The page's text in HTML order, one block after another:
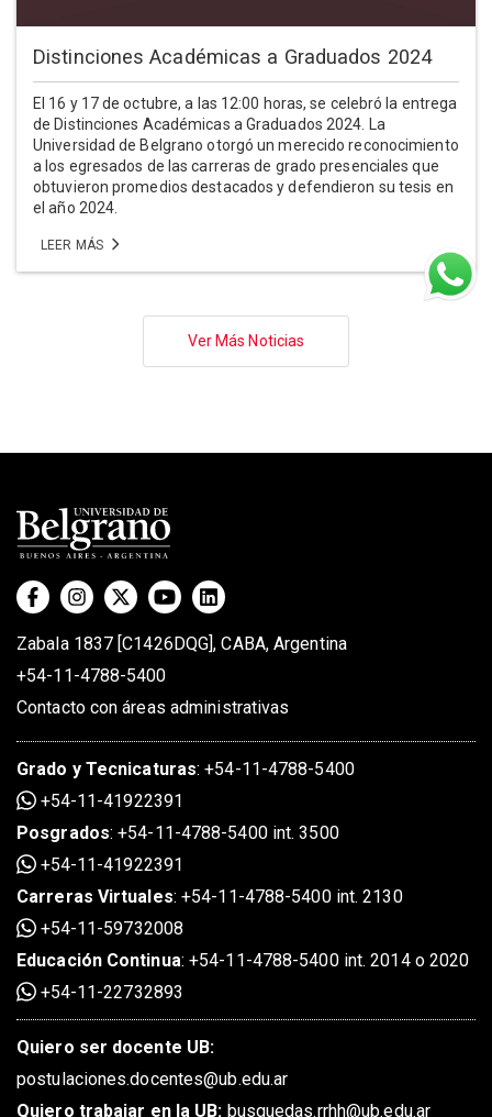
Distinciones Académicas a Graduados 2024
El 16 y 17 de octubre, a las 12:00 horas, se celebró la entrega
de Distinciones Académicas a Graduados 2024. La
Universidad de Belgrano otorgó un merecido reconocimiento
a los egresados de las carreras de grado presenciales que
obtuvieron promedios destacados y defendieron su tesis en
el año 2024.
LEER MÁS
Ver Más Noticias
Zabala 1837 [C1426DQG], CABA, Argentina
+54-11-4788-5400
Contacto con áreas administrativas
Grado y Tecnicaturas:+54-11-4788-5400
+54-11-41922391
Posgrados:+54-11-4788-5400 int. 3500
+54-11-41922391
Carreras Virtuales:+54-11-4788-5400 int. 2130
+54-11-59732008
Educación Continua:+54-11-4788-5400 int. 2014 o 2020
+54-11-22732893
Quiero ser docente UB:
postulaciones.docentes@ub.edu.ar
Quiero trabajar en la UB: busquedas.rrhh@ub.edu.ar